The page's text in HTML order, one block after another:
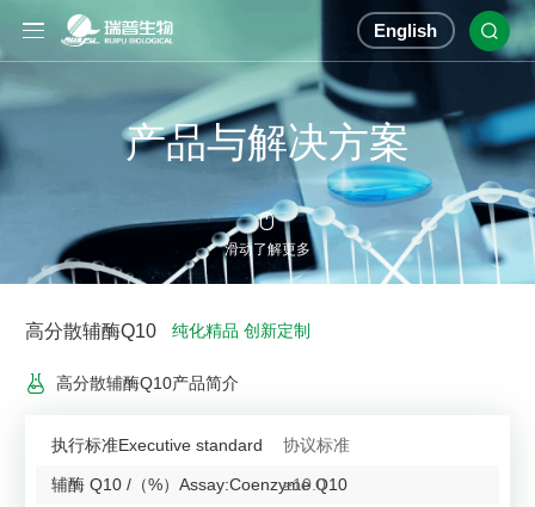
English 
产品与解决方案

滑动了解更多
高分散辅酶Q10 纯化精品 创新定制
 高分散辅酶Q10产品简介
执行标准Executive standard 协议标准
辅酶 Q10 /（%）Assay:Coenzyme Q10
≥10.0